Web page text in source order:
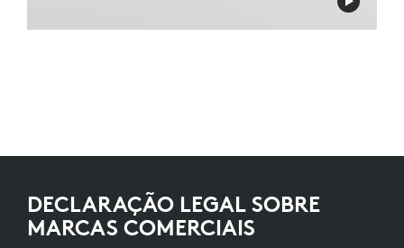
DECLARAÇÃO LEGAL SOBRE
MARCAS COMERCIAIS